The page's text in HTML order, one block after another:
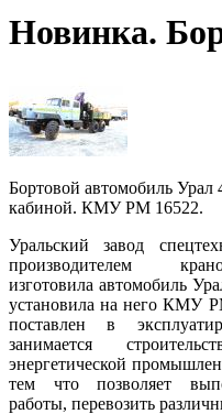
Новинка.
Бортовой автомобиль Урал
кабиной. КМУ PM 16522.
Уральский завод
производителем
изготовила автомобиль
установила на него КМУ
поставлен в
занимается
энергетической
тем что позволяет
работы, перевозить